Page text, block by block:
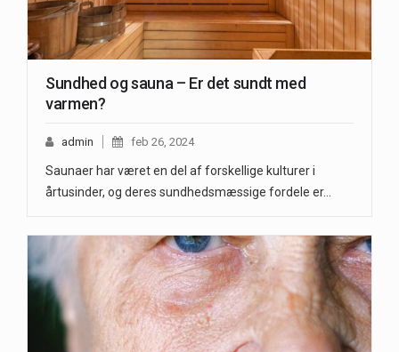
Sundhed og sauna – Er det sundt med
varmen?
admin feb 26, 2024
Saunaer har været en del af forskellige kulturer i
årtusinder, og deres sundhedsmæssige fordele er…